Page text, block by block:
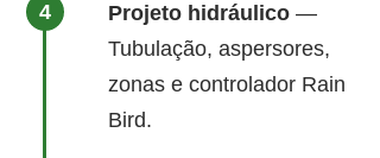
Projeto hidráulico —
Tubulação, aspersores,
zonas e controlador Rain
Bird.